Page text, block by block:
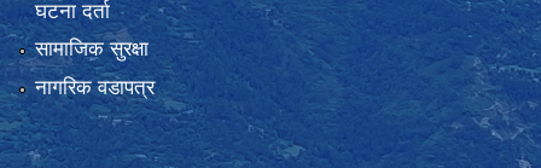
घटना दर्ता
सामाजिक सुरक्षा
नागरिक वडापत्र